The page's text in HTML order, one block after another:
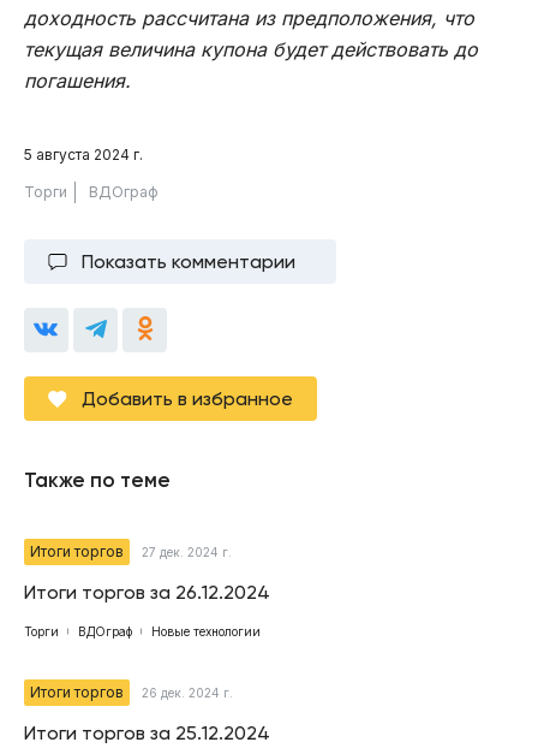
доходность рассчитана из предположения, что
текущая величина купона будет действовать до
погашения.
5 августа 2024 г.
Торги ВДОграф
Показать комментарии
Добавить в избранное
Также по теме
Итоги торгов 27 дек. 2024 г.
Итоги торгов за 26.12.2024
Торги ВДОграф Новые технологии
Итоги торгов 26 дек. 2024 г.
Итоги торгов за 25.12.2024